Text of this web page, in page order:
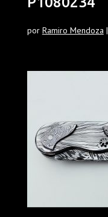
por Ramiro Mendoza |